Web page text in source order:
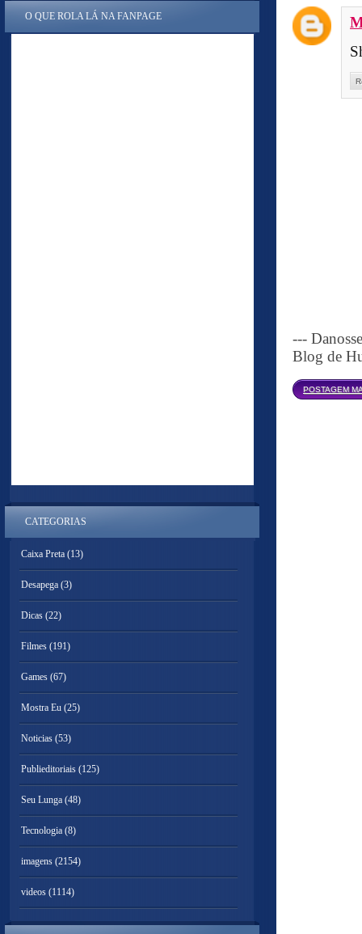
---
Blog de
POSTAGEM
O QUE ROLA LÁ NA FANPAGE
CATEGORIAS
Caixa Preta (13)
Desapega (3)
Dicas (22)
Filmes (191)
Games (67)
Mostra Eu (25)
Noticias (53)
Publieditoriais (125)
Seu Lunga (48)
Tecnologia (8)
imagens (2154)
videos (1114)